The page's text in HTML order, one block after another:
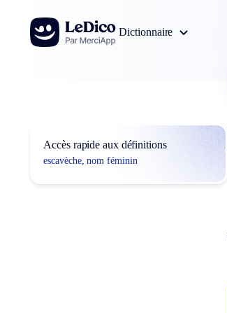
Aller au contenu
Dictionnaire
Accès rapide aux définitions
escavèche, nom féminin